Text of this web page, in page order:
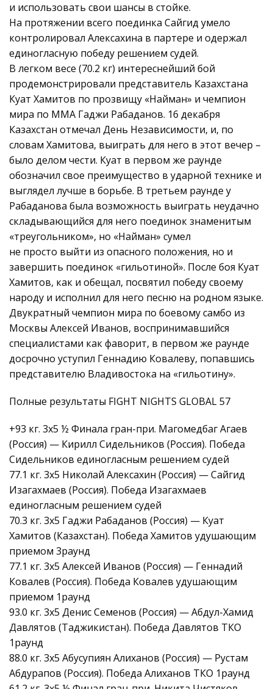
и использовать свои шансы в стойке.
На протяжении всего поединка Сайгид умело
контролировал Алексахина в партере и одержал
единогласную победу решением судей.
В легком весе (70.2 кг) интереснейший бой
продемонстрировали представитель Казахстана
Куат Хамитов по прозвищу «Найман» и чемпион
мира по ММА Гаджи Рабаданов. 16 декабря
Казахстан отмечал День Независимости, и, по
словам Хамитова, выиграть для него в этот вечер –
было делом чести. Куат в первом же раунде
обозначил свое преимущество в ударной технике и
выглядел лучше в борьбе. В третьем раунде у
Рабаданова была возможность выиграть неудачно
складывающийся для него поединок знаменитым
«треугольником», но «Найман» сумел
не просто выйти из опасного положения, но и
завершить поединок «гильотиной». После боя Куат
Хамитов, как и обещал, посвятил победу своему
народу и исполнил для него песню на родном языке.
Двукратный чемпион мира по боевому самбо из
Москвы Алексей Иванов, воспринимавшийся
специалистами как фаворит, в первом же раунде
досрочно уступил Геннадию Ковалеву, попавшись
представителю Владивостока на «гильотину».
Полные результаты FIGHT NIGHTS GLOBAL 57
+93 кг. 3х5 ½ Финала гран-при. Магомедбаг Агаев
(Россия) — Кирилл Сидельников (Россия). Победа
Сидельников единогласным решением судей
77.1 кг. 3х5 Николай Алексахин (Россия) — Сайгид
Изагахмаев (Россия). Победа Изагахмаев
единогласным решением судей
70.3 кг. 3х5 Гаджи Рабаданов (Россия) — Куат
Хамитов (Казахстан). Победа Хамитов удушающим
приемом 3раунд
77.1 кг. 3х5 Алексей Иванов (Россия) — Геннадий
Ковалев (Россия). Победа Ковалев удушающим
приемом 1раунд
93.0 кг. 3х5 Денис Семенов (Россия) — Абдул-Хамид
Давлятов (Таджикистан). Победа Давлятов ТКО
1раунд
88.0 кг. 3х5 Абусупиян Алиханов (Россия) — Рустам
Абдурапов (Россия). Победа Алиханов ТКО 1раунд